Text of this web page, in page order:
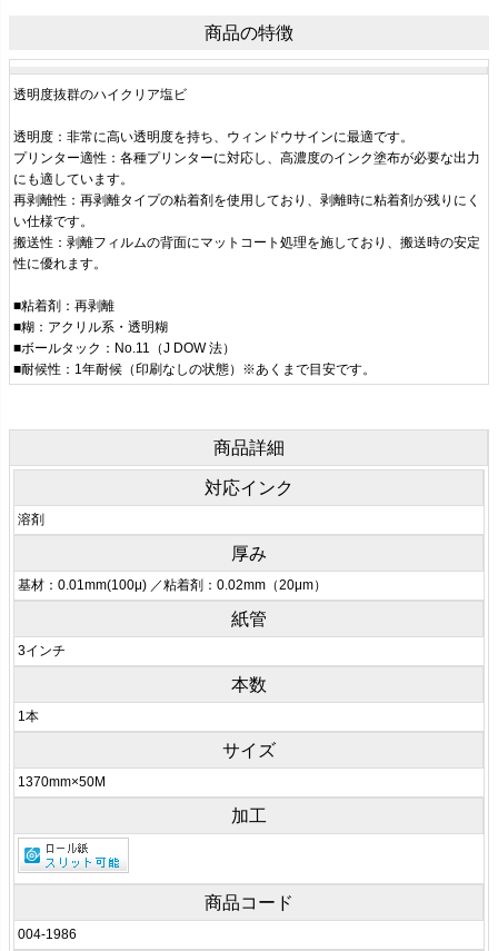
商品の特徴
透明度抜群のハイクリア塩ビ
透明度：非常に高い透明度を持ち、ウィンドウサインに最適です。
プリンター適性：各種プリンターに対応し、高濃度のインク塗布が必要な出力
にも適しています。
再剥離性：再剥離タイプの粘着剤を使用しており、剥離時に粘着剤が残りにく
い仕様です。
搬送性：剥離フィルムの背面にマットコート処理を施しており、搬送時の安定
性に優れます。
■粘着剤：再剥離
■糊：アクリル系・透明糊
■ボールタック：No.11（J DOW 法）
■耐候性：1年耐候（印刷なしの状態）※あくまで目安です。
商品詳細
対応インク
溶剤
厚み
基材：0.01mm(100μ) ／粘着剤：0.02mm（20μm）
紙管
3インチ
本数
1本
サイズ
1370mm×50M
加工
商品コード
004-1986